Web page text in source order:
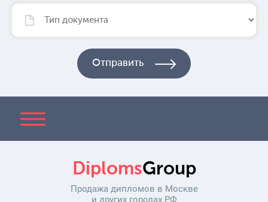
DiplomsGroup
Продажа дипломов в Москве
и других городах РФ